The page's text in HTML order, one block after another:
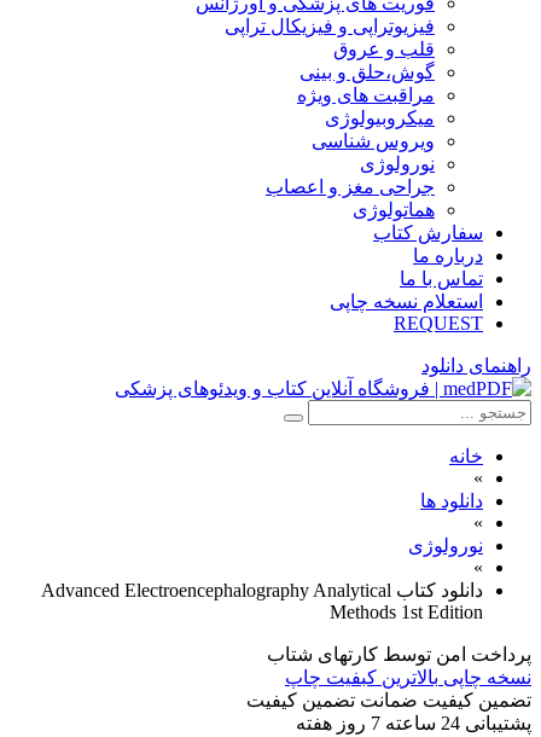
فیزیوتراپی و فیزیکال تراپی
قلب و عروق
گوش،حلق و بینی
مراقبت های ویژه
میکروبیولوژی
ویروس شناسی
نورولوژی
جراحی مغز و اعصاب
هماتولوژی
سفارش کتاب
درباره ما
تماس با ما
استعلام نسخه چاپی
REQUEST
راهنمای دانلود
خانه
»
دانلود ها
»
نورولوژی
»
دانلود کتاب Advanced Electroencephalography Analytical
Methods 1st Edition
پرداخت امن توسط کارتهای شتاب
نسخه چاپی بالاترین کبفیت چاپ
تضمین کیفیت ضمانت تضمین کیفیت
پشتیبانی 24 ساعته 7 روز هفته